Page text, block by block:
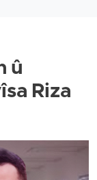
û
Riza